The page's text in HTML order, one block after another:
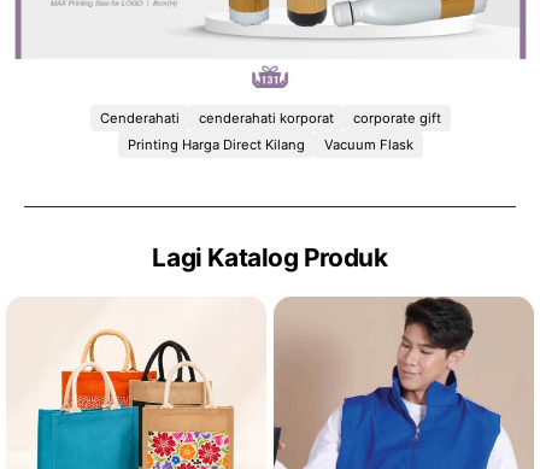
Cenderahati cenderahati korporat
corporate gift
Printing Harga Direct Kilang
Vacuum Flask
Lagi Katalog Produk